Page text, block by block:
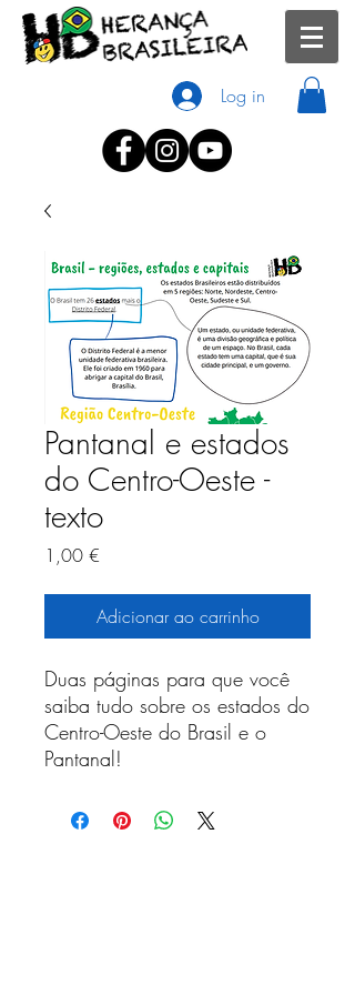
Log in
Pantanal e estados
do Centro-Oeste -
texto
1,00 €
Adicionar ao carrinho
Duas páginas para que você
saiba tudo sobre os estados do
Centro-Oeste do Brasil e o
Pantanal!